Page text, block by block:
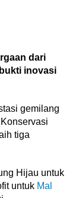
dari
inovasi
gemilang
tiga
Hijau untuk
untuk Mal